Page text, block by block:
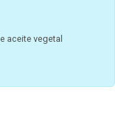
aceite vegetal